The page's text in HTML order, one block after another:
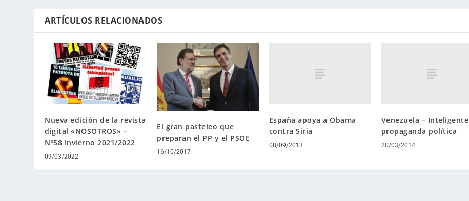
a
p
a
a
u
n
ARTÍCULOS RELACIONADOS
Nueva edición de la revista
digital «NOSOTROS» –
Nº58 Invierno 2021/2022
09/03/2022
El gran pasteleo que
preparan el PP y el PSOE
16/10/2017
España apoya a Obama
contra Siria
08/09/2013
Venezuela – Inteligente
propaganda política
20/03/2014